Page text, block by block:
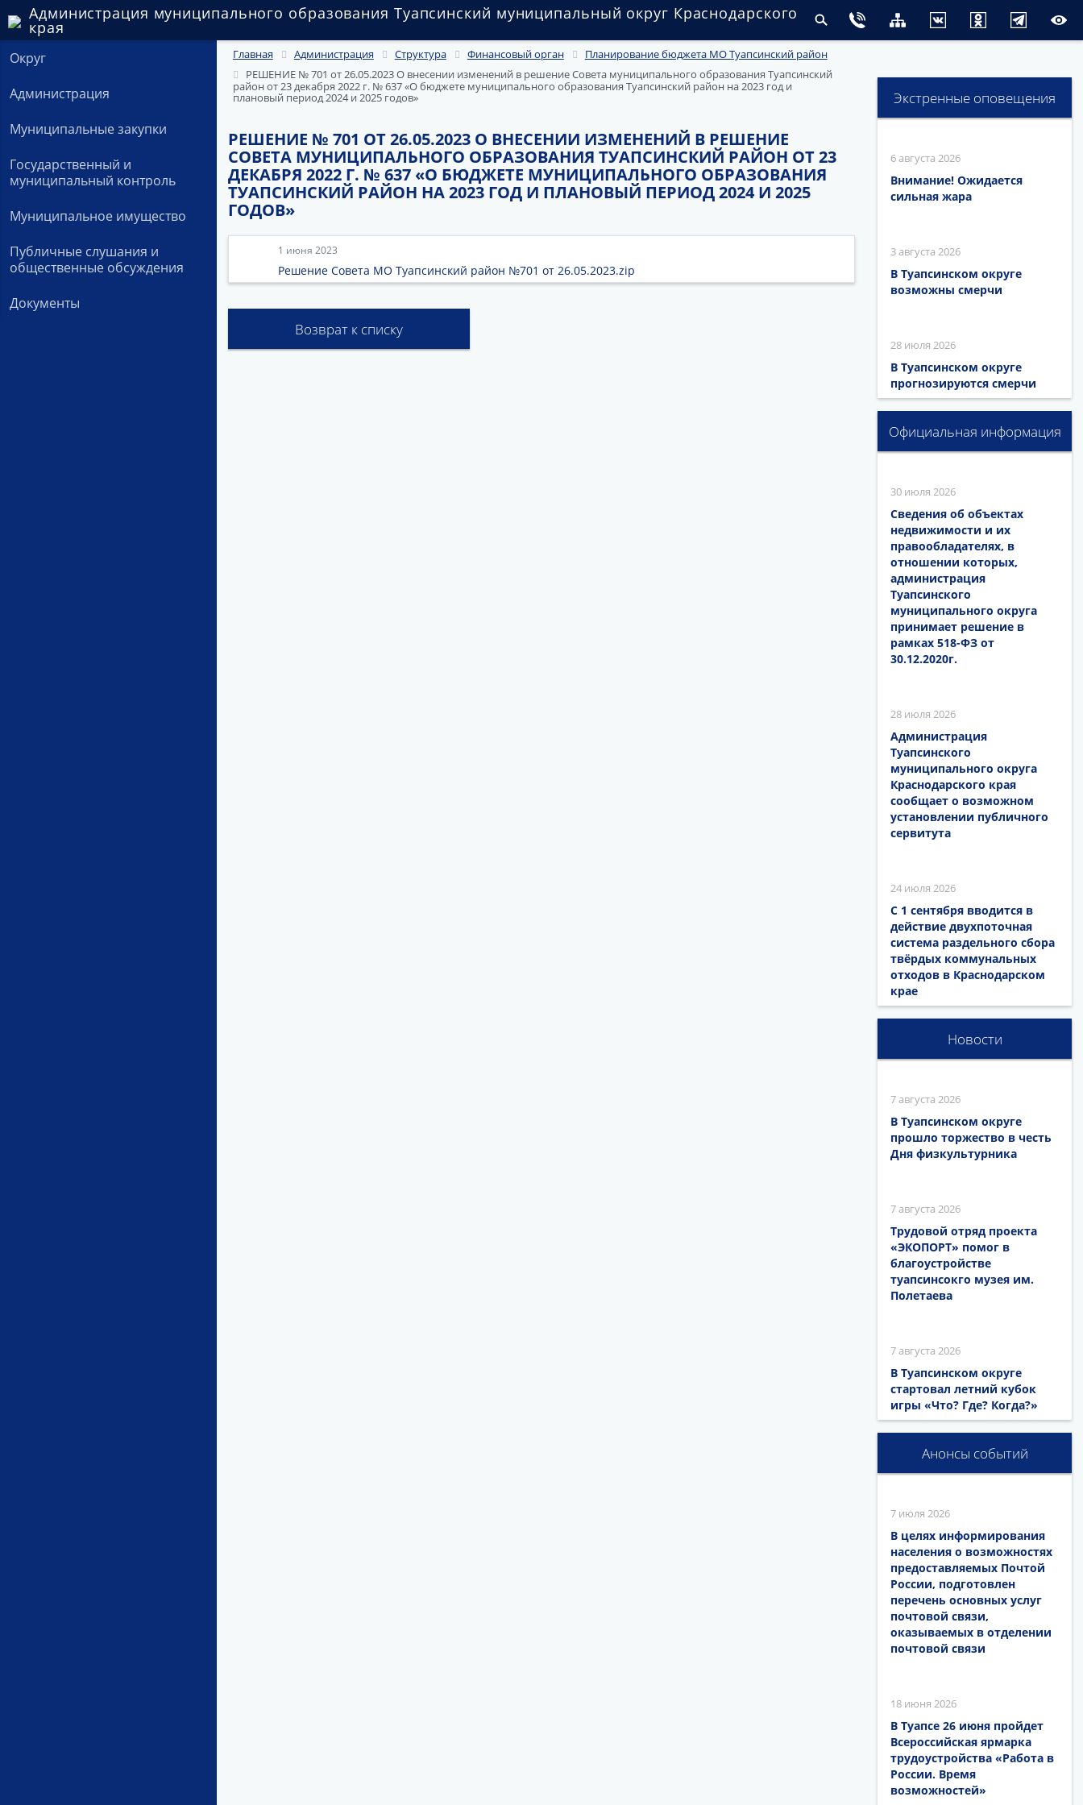
Администрация муниципального образования Туапсинский муниципальный округ Краснодарского
края
Округ
Администрация
Муниципальные закупки
Государственный и
муниципальный контроль
Муниципальное имущество
Публичные слушания и
общественные обсуждения
Документы
Главная Администрация Структура Финансовый орган
Планирование бюджета МО Туапсинский район
РЕШЕНИЕ № 701 от 26.05.2023 О внесении изменений в решение Совета муниципального образования Туапсинский
район от 23 декабря 2022 г. № 637 «О бюджете муниципального образования Туапсинский район на 2023 год и
плановый период 2024 и 2025 годов»
РЕШЕНИЕ № 701 ОТ 26.05.2023 О ВНЕСЕНИИ ИЗМЕНЕНИЙ В РЕШЕНИЕ
СОВЕТА МУНИЦИПАЛЬНОГО ОБРАЗОВАНИЯ ТУАПСИНСКИЙ РАЙОН ОТ 23
ДЕКАБРЯ 2022 Г. № 637 «О БЮДЖЕТЕ МУНИЦИПАЛЬНОГО ОБРАЗОВАНИЯ
ТУАПСИНСКИЙ РАЙОН НА 2023 ГОД И ПЛАНОВЫЙ ПЕРИОД 2024 И 2025
ГОДОВ»
1 июня 2023
Решение Совета МО Туапсинский район №701 от 26.05.2023.zip
Возврат к списку
Экстренные оповещения
6 августа 2026
Внимание! Ожидается
сильная жара
3 августа 2026
В Туапсинском округе
возможны смерчи
28 июля 2026
В Туапсинском округе
прогнозируются смерчи
Официальная информация
30 июля 2026
Сведения об объектах
недвижимости и их
правообладателях, в
отношении которых,
администрация
Туапсинского
муниципального округа
принимает решение в
рамках 518-ФЗ от
30.12.2020г.
28 июля 2026
Администрация
Туапсинского
муниципального округа
Краснодарского края
сообщает о возможном
установлении публичного
сервитута
24 июля 2026
С 1 сентября вводится в
действие двухпоточная
система раздельного сбора
твёрдых коммунальных
отходов в Краснодарском
крае
Новости
7 августа 2026
В Туапсинском округе
прошло торжество в честь
Дня физкультурника
7 августа 2026
Трудовой отряд проекта
«ЭКОПОРТ» помог в
благоустройстве
туапсинсокго музея им.
Полетаева
7 августа 2026
В Туапсинском округе
стартовал летний кубок
игры «Что? Где? Когда?»
Анонсы событий
7 июля 2026
В целях информирования
населения о возможностях
предоставляемых Почтой
России, подготовлен
перечень основных услуг
почтовой связи,
оказываемых в отделении
почтовой связи
18 июня 2026
В Туапсе 26 июня пройдет
Всероссийская ярмарка
трудоустройства «Работа в
России. Время
возможностей»